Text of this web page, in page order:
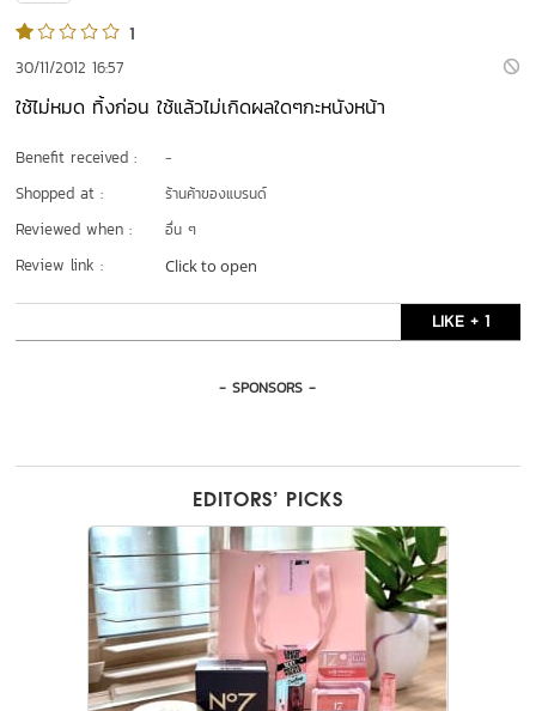
1
30/11/2012 16:57
ใช้ไม่หมด ทิ้งก่อน ใช้แล้วไม่เกิดผลใดๆกะหนังหน้า
Benefit received : -
Shopped at : ร้านค้าของแบรนด์
Reviewed when : อื่น ๆ
Review link : Click to open
LIKE + 1
- SPONSORS -
EDITORS’ PICKS